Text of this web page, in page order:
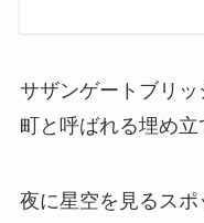
サザンゲートブリ
町と呼ばれる埋め立
夜に星空を見るス